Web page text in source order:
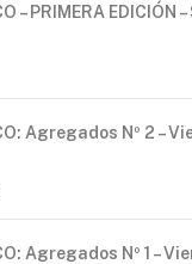
– PRIMERA EDICIÓN
Agregados Nº 2 –
Agregados Nº 1 –